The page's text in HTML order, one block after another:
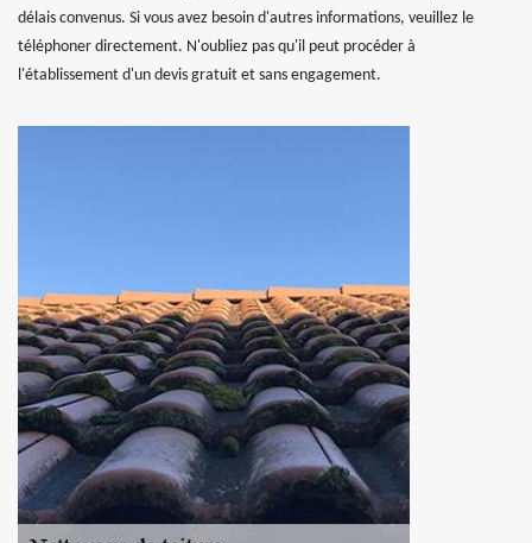
délais convenus. Si vous avez besoin d'autres informations, veuillez le
téléphoner directement. N'oubliez pas qu'il peut procéder à
l'établissement d'un devis gratuit et sans engagement.